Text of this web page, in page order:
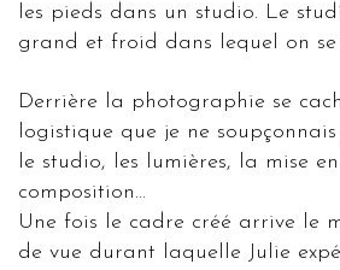
les pieds dans un studio. Le
grand et froid dans lequel on
Derrière la photographie se
logistique que je ne
le studio, les lumières, la mise
composition…
Une fois le cadre créé arrive le
de vue durant laquelle Julie